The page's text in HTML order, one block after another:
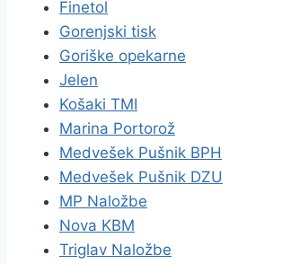
Finetol
Gorenjski tisk
Goriške opekarne
Jelen
Košaki TMI
Marina Portorož
Medvešek Pušnik BPH
Medvešek Pušnik DZU
MP Naložbe
Nova KBM
Triglav Naložbe